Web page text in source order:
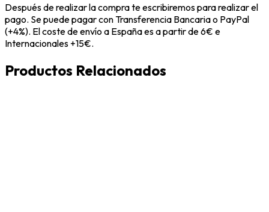
Después de realizar la compra te escribiremos para realizar el
pago. Se puede pagar con Transferencia Bancaria o PayPal
(+4%). El coste de envío a España es a partir de 6€ e
Internacionales +15€.
Productos Relacionados